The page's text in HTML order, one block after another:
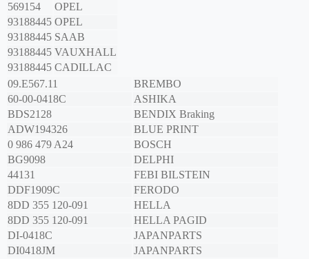
569154
OPEL
93188445 OPEL
93188445 SAAB
93188445 VAUXHALL
93188445 CADILLAC
09.E567.11
BREMBO
60-00-0418C
ASHIKA
BDS2128
BENDIX Braking
ADW194326
BLUE PRINT
0 986 479 A24
BOSCH
BG9098
DELPHI
44131
FEBI BILSTEIN
DDF1909C
FERODO
8DD 355 120-091
HELLA
8DD 355 120-091
HELLA PAGID
DI-0418C
JAPANPARTS
DI0418JM
JAPANPARTS